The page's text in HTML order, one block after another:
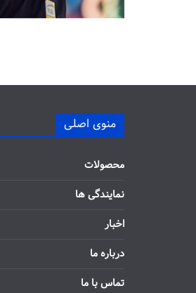
منوی اصلی
محصولات
نمایندگی ها
اخبار
درباره ما
تماس با ما